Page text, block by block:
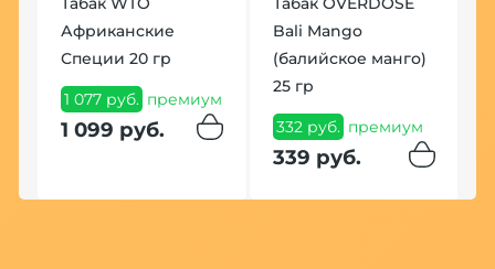
Африканские
Специи 20 гр
1 077 руб. премиум
1 099 руб.
Bali Mango
(балийское манго)
25 гр
332 руб. премиум
339 руб.